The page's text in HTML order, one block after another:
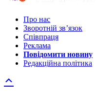
Про нас
Зворотній зв’язок
Співпраця
Реклама
Повідомити новину
Редакційна політика